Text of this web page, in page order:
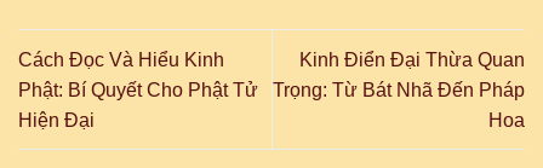
Cách Đọc Và Hiểu Kinh
Phật: Bí Quyết Cho Phật Tử
Hiện Đại
Kinh Điển Đại Thừa Quan
Trọng: Từ Bát Nhã Đến Pháp
Hoa